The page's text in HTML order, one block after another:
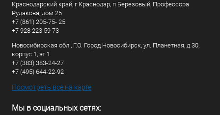
Краснодарский край, г Краснодар, п Березовый, Профессора
Рудакова, дом 25
+7 (861) 205-75- 25
+7 928 223 59 73
Новосибирская обл., Г.О. Город Новосибирск, ул. Планетная, д.30,
корпус 1, эт.1.
+7 (383) 383-24-27
+7 (495) 644-22-92
Посмотреть все на карте
Мы в социальных сетях: